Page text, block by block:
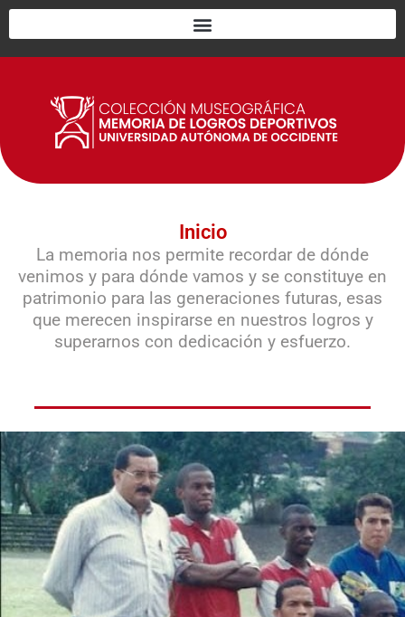
contenido
Inicio
La memoria nos permite recordar de dónde
venimos y para dónde vamos y se constituye en
patrimonio para las generaciones futuras, esas
que merecen inspirarse en nuestros logros y
superarnos con dedicación y esfuerzo.